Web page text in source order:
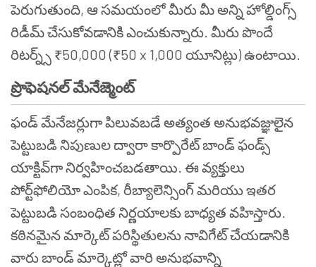
పెరుగుతుంది, ఆ సమయంలో మీరు మీ అన్ని హోల్డింగ్స్
రిడీమ్ చేసుకోవడానికి ఎంచుకున్నారు. మీరు పొందే
రిటర్న్స్ ₹50,000 (₹50 x 1,000 యూనిట్లు) ఉంటాయి.
ప్రొఫెషనల్ మేనేజ్మెంట్
ఫండ్ మేనేజర్లుగా పిలువబడే అత్యంత అనుభవజ్ఞులైన
పెట్టుబడి నిపుణుల ద్వారా కార్పొరేట్ బాండ్ ఫండ్స్
యాక్టివ్‌గా నిర్వహించబడతాయి. ఈ వ్యక్తులు
పోర్ట్‌ఫోలియో ఎంపిక, రీబ్యాలెన్సింగ్ మరియు ఇతర
పెట్టుబడి సంబంధిత నిర్ణయాలకు బాధ్యత వహిస్తారు.
కఠినమైన మార్కెట్ పరిస్థితులను నావిగేట్ చేయడానికి
వారు బాండ్ మార్కెట్లో వారి అనుభవాన్ని